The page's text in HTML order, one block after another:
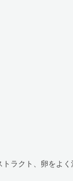
ラクト、卵をよく